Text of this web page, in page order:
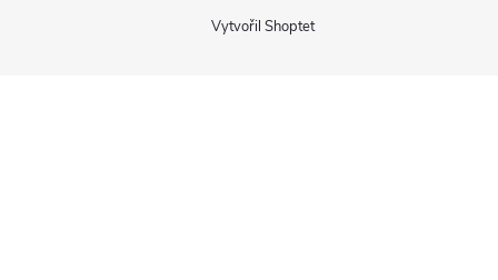
Vytvořil Shoptet